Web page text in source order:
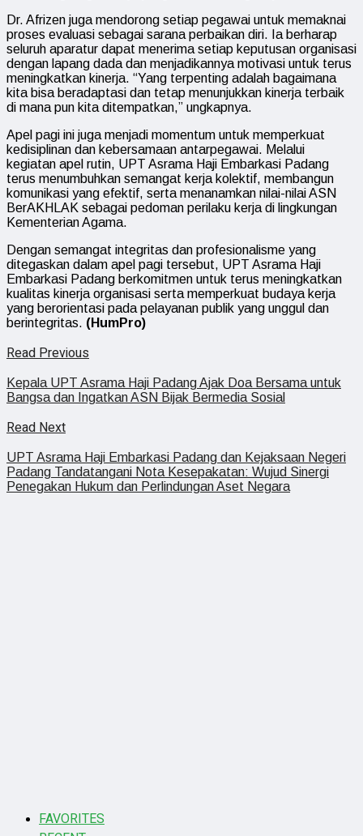
Dr. Afrizen juga mendorong setiap pegawai untuk memaknai
proses evaluasi sebagai sarana perbaikan diri. Ia berharap
seluruh aparatur dapat menerima setiap keputusan organisasi
dengan lapang dada dan menjadikannya motivasi untuk terus
meningkatkan kinerja. “Yang terpenting adalah bagaimana
kita bisa beradaptasi dan tetap menunjukkan kinerja terbaik
di mana pun kita ditempatkan,” ungkapnya.
Apel pagi ini juga menjadi momentum untuk memperkuat
kedisiplinan dan kebersamaan antarpegawai. Melalui
kegiatan apel rutin, UPT Asrama Haji Embarkasi Padang
terus menumbuhkan semangat kerja kolektif, membangun
komunikasi yang efektif, serta menanamkan nilai-nilai ASN
BerAKHLAK sebagai pedoman perilaku kerja di lingkungan
Kementerian Agama.
Dengan semangat integritas dan profesionalisme yang
ditegaskan dalam apel pagi tersebut, UPT Asrama Haji
Embarkasi Padang berkomitmen untuk terus meningkatkan
kualitas kinerja organisasi serta memperkuat budaya kerja
yang berorientasi pada pelayanan publik yang unggul dan
berintegritas. (HumPro)
Read Previous
Kepala UPT Asrama Haji Padang Ajak Doa Bersama untuk
Bangsa dan Ingatkan ASN Bijak Bermedia Sosial
Read Next
UPT Asrama Haji Embarkasi Padang dan Kejaksaan Negeri
Padang Tandatangani Nota Kesepakatan: Wujud Sinergi
Penegakan Hukum dan Perlindungan Aset Negara
FAVORITES